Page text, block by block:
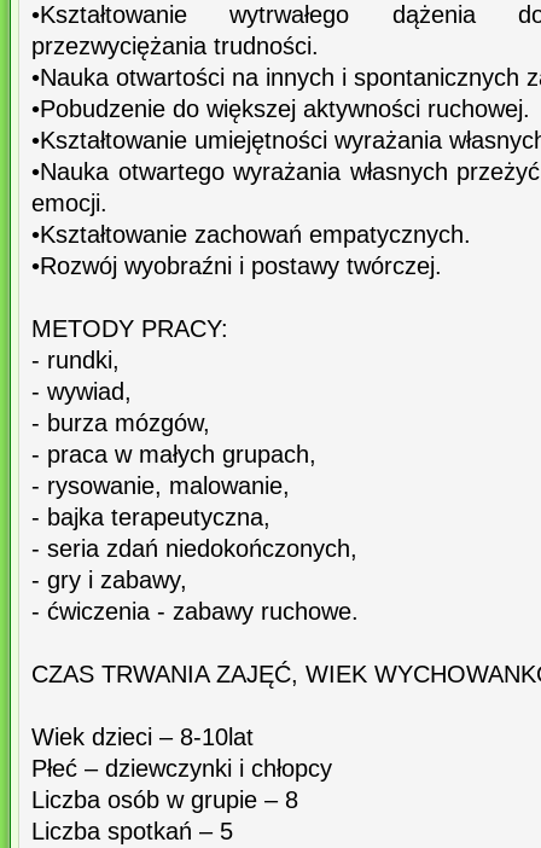
•Kształtowanie wytrwałego dążenia
przezwyciężania trudności.
•Nauka otwartości na innych i spontanicznych
•Pobudzenie do większej aktywności ruchowej.
•Kształtowanie umiejętności wyrażania
•Nauka otwartego wyrażania własnych
emocji.
•Kształtowanie zachowań empatycznych.
•Rozwój wyobraźni i postawy twórczej.
METODY PRACY:
- rundki,
- wywiad,
- burza mózgów,
- praca w małych grupach,
- rysowanie, malowanie,
- bajka terapeutyczna,
- seria zdań niedokończonych,
- gry i zabawy,
- ćwiczenia - zabawy ruchowe.
CZAS TRWANIA ZAJĘĆ, WIEK
Wiek dzieci – 8-10lat
Płeć – dziewczynki i chłopcy
Liczba osób w grupie – 8
Liczba spotkań – 5